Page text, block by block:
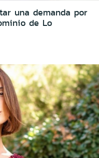
una demanda por
de Lo